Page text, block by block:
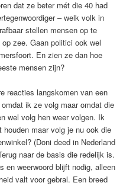
dat ze beter mét die 40 had
– welk volk in
stellen mensen op te
zee. Gaan politici ook wel
En zien ze dan hoe
mensen zijn?
reacties langskomen van een
ik ze volg maar omdat die
wel volg hen weer volgen. Ik
maar volg je nu ook die
(Doni deed in Nederland
naar de basis die redelijk is.
en weerwoord blijft nodig, alleen
valt voor gebral. Een breed